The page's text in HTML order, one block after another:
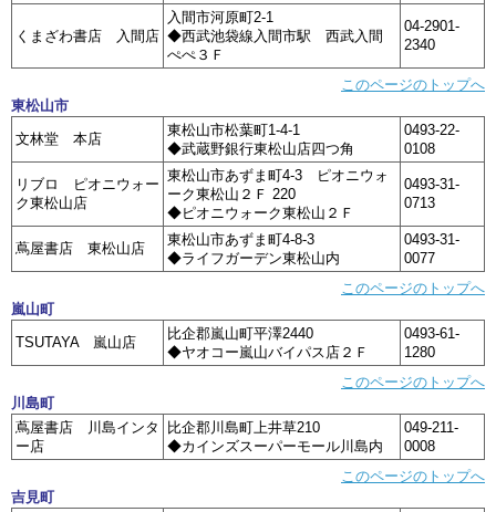
くまざわ書店 入間店
入間市河原町2-1
◆西武池袋線入間市駅 西武入間
ぺぺ３Ｆ
04-2901-
2340
このページのトップへ
東松山市
文林堂 本店
東松山市松葉町1-4-1
◆武蔵野銀行東松山店四つ角
0493-22-
0108
リブロ ピオニウォー
ク東松山店
東松山市あずま町4-3 ピオニウォ
ーク東松山２Ｆ 220
◆ピオニウォーク東松山２Ｆ
0493-31-
0713
蔦屋書店 東松山店
東松山市あずま町4-8-3
◆ライフガーデン東松山内
0493-31-
0077
このページのトップへ
嵐山町
TSUTAYA 嵐山店
比企郡嵐山町平澤2440
◆ヤオコー嵐山バイパス店２Ｆ
0493-61-
1280
このページのトップへ
川島町
蔦屋書店 川島インタ
ー店
比企郡川島町上井草210
◆カインズスーパーモール川島内
049-211-
0008
このページのトップへ
吉見町